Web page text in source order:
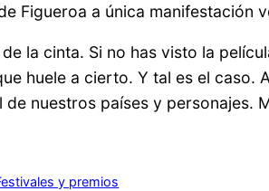
Figueroa a única manifestación
la cinta. Si no has visto la
huele a cierto. Y tal es el caso.
nuestros países y personajes.
y premios